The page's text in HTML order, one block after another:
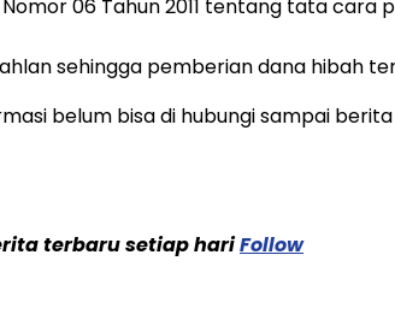
06 Tahun 2011 tentang tata cara
sehingga pemberian dana hibah
belum bisa di hubungi sampai
terbaru setiap hariFollow